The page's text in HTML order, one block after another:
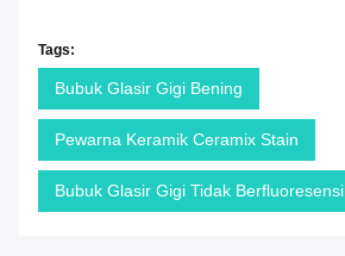
Tags:
Bubuk Glasir Gigi Bening
Pewarna Keramik Ceramix Stain
Bubuk Glasir Gigi Tidak Berfluoresensi